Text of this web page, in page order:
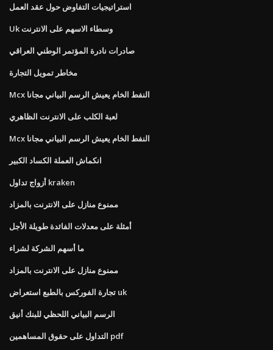
استراتيجيات التفاوض حول عقد العمل
Uk وسطاء الاسهم على الانترنت
صادرات نادرة المؤتمر الوطني العراقي
مخاطر تمويل التجارة
Mcx النفط الخام يعيش الرسم البياني مجانا
لعبة الكلب على الانترنت الظاهري
Mcx النفط الخام يعيش الرسم البياني مجانا
انكماش العملة الكساد الكبير
أزواج تداول kraken
ممنوع منازل على الانترنت بالمزاد
أمثلة على معدلات الفائدة طويلة الأجل
ما أسهم الشركة لشراء
ممنوع منازل على الانترنت بالمزاد
تجارة الفوركس بالطبع استعراض uk
الرسم البياني اللحظي للبنك أنيق
التداول على حقوق المساهمين pdf